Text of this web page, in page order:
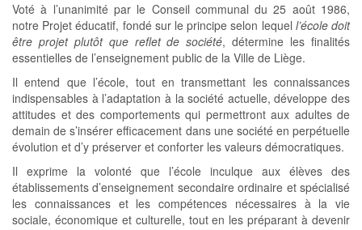
Voté à l’unanimité par le Conseil communal du 25 août 1986,
notre Projet éducatif, fondé sur le principe selon lequel l’école doit
être projet plutôt que reflet de société, détermine les finalités
essentielles de l’enseignement public de la Ville de Liège.
Il entend que l’école, tout en transmettant les connaissances
indispensables à l’adaptation à la société actuelle, développe des
attitudes et des comportements qui permettront aux adultes de
demain de s’insérer efficacement dans une société en perpétuelle
évolution et d’y préserver et conforter les valeurs démocratiques.
Il exprime la volonté que l’école inculque aux élèves des
établissements d’enseignement secondaire ordinaire et spécialisé
les connaissances et les compétences nécessaires à la vie
sociale, économique et culturelle, tout en les préparant à devenir